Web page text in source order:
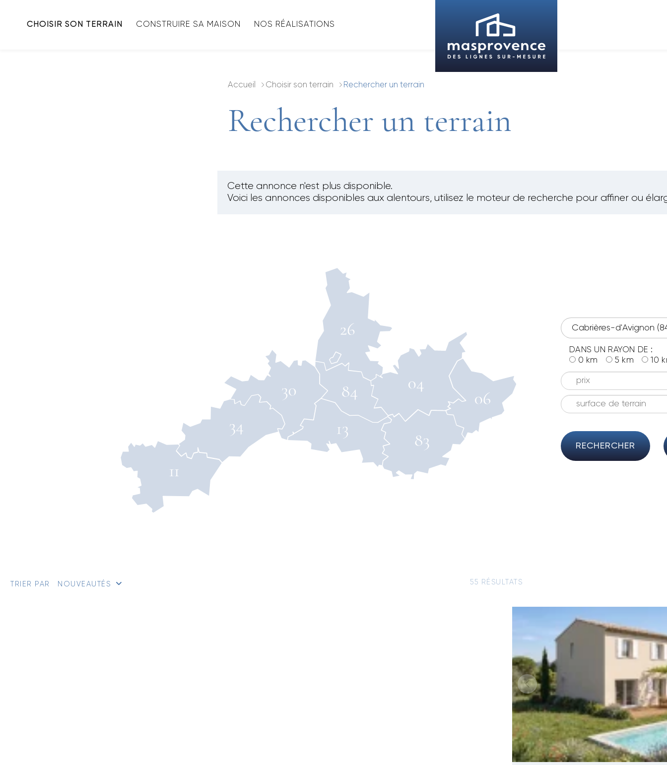
CHOISIR SON TERRAIN CONSTRUIRE SA MAISON NOS RÉALISATIONS
Accueil Choisir son terrain Rechercher un terrain
Rechercher un terrain
Cette annonce n'est plus disponible.
Voici les annonces disponibles aux alentours, utilisez le moteur de recherche pour affiner ou
DANS UN RAYON DE :
0 km
5 km 10
prix
surface de terrain
RECHERCHER
TRIER PAR NOUVEAUTÉS 55 RÉSULTATS